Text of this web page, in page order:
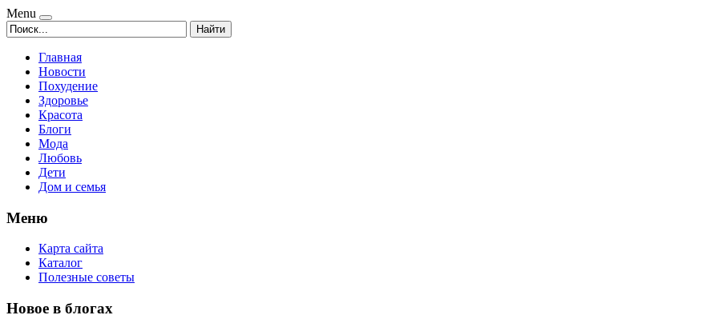
Menu
Найти
Главная
Новости
Похудение
Здоровье
Красота
Блоги
Мода
Любовь
Дети
Дом и семья
Меню
Карта сайта
Каталог
Полезные советы
Новое в блогах